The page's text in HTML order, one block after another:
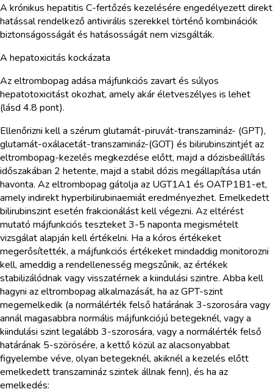
A krónikus hepatitis C-fertőzés kezelésére engedélyezett direkt
hatással rendelkező antivirális szerekkel történő kombinációk
biztonságosságát és hatásosságát nem vizsgálták.
A hepatoxicitás kockázata
Az eltrombopag adása májfunkciós zavart és súlyos
hepatotoxicitást okozhat, amely akár életveszélyes is lehet
(lásd 4.8 pont).
Ellenőrizni kell a szérum glutamát-piruvát-transzamináz- (GPT),
glutamát-oxálacetát-transzamináz-(GOT) és bilirubinszintjét az
eltrombopag-kezelés megkezdése előtt, majd a dózisbeállítás
időszakában 2 hetente, majd a stabil dózis megállapítása után
havonta. Az eltrombopag gátolja az UGT1A1 és OATP1B1-et,
amely indirekt hyperbilirubinaemiát eredményezhet. Emelkedett
bilirubinszint esetén frakcionálást kell végezni. Az eltérést
mutató májfunkciós teszteket 3-5 naponta megismételt
vizsgálat alapján kell értékelni. Ha a kóros értékeket
megerősítették, a májfunkciós értékeket mindaddig monitorozni
kell, ameddig a rendellenesség megszűnik, az értékek
stabilizálódnak vagy visszatérnek a kiindulási szintre. Abba kell
hagyni az eltrombopag alkalmazását, ha az GPT-szint
megemelkedik (a normálérték felső határának 3-szorosára vagy
annál magasabbra normális májfunkciójú betegeknél, vagy a
kiindulási szint legalább 3-szorosára, vagy a normálérték felső
határának 5-szörösére, a kettő közül az alacsonyabbat
figyelembe véve, olyan betegeknél, akiknél a kezelés előtt
emelkedett transzamináz szintek állnak fenn), és ha az
emelkedés: